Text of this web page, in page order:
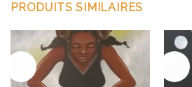
PRODUITS SIMILAIRES